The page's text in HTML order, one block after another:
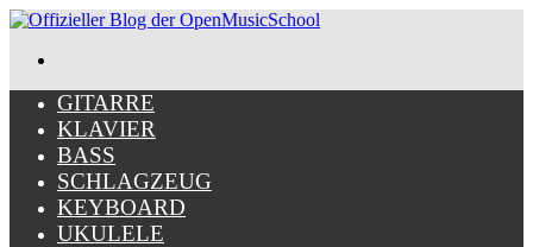
GITARRE
KLAVIER
BASS
SCHLAGZEUG
KEYBOARD
UKULELE